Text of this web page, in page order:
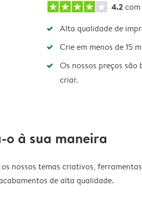
4.2 com
Alta qualidade de
Crie em menos de 15
Os nossos preços são
criar.
o à sua maneira
nossos temas criativos,
de alta qualidade.